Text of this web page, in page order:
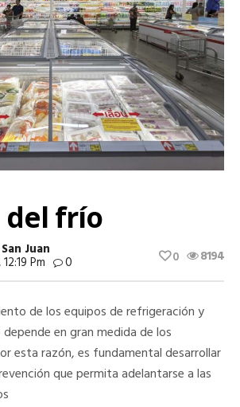
del frío
Juan
Pm 0 8194
0
de los equipos de refrigeración y
en gran medida de los
esta razón, es fundamental desarrollar
que permita adelantarse a las